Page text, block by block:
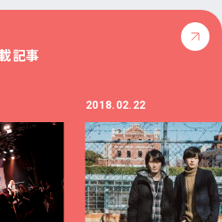
記事
2018.02.22